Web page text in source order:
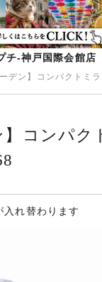
-神戸国際会館店
デン】コンパクト
】コンパク
入れ替わります